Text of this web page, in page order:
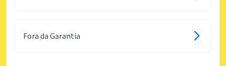
Fora da Garantia